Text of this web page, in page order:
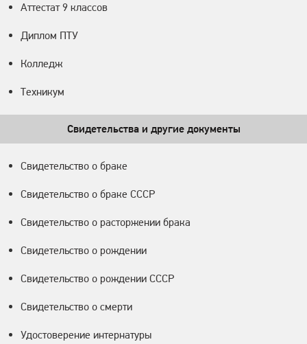
Аттестат 9 классов
Диплом ПТУ
Колледж
Техникум
Свидетельства и другие документы
Свидетельство о браке
Свидетельство о браке СССР
Свидетельство о расторжении брака
Свидетельство о рождении
Свидетельство о рождении СССР
Свидетельство о смерти
Удостоверение интернатуры